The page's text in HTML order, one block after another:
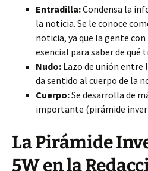
Entradilla:Condensa la
la noticia. Se le conoce
noticia, ya que la gente
esencial para saber de qué
Nudo: Lazo de unión entre
da sentido al cuerpo de la
Cuerpo:Se desarrolla de
importante (pirámide
La Pirámide
5W en la